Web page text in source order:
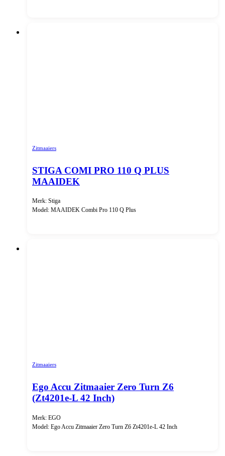
Zitmaaiers
STIGA COMI PRO 110 Q PLUS
MAAIDEK
Merk: Stiga
Model: MAAIDEK Combi Pro 110 Q Plus
Zitmaaiers
Ego Accu Zitmaaier Zero Turn Z6
(Zt4201e-L 42 Inch)
Merk: EGO
Model: Ego Accu Zitmaaier Zero Turn Z6 Zt4201e-L 42 Inch